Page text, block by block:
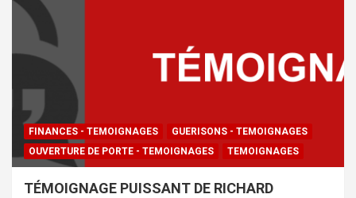
FINANCES - TEMOIGNAGES
GUERISONS - TEMOIGNAGES
OUVERTURE DE PORTE - TEMOIGNAGES
TEMOIGNAGES
TÉMOIGNAGE PUISSANT DE RICHARD